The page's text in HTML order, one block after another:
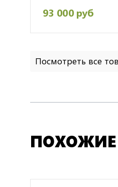
93 000 руб
Посмотреть все